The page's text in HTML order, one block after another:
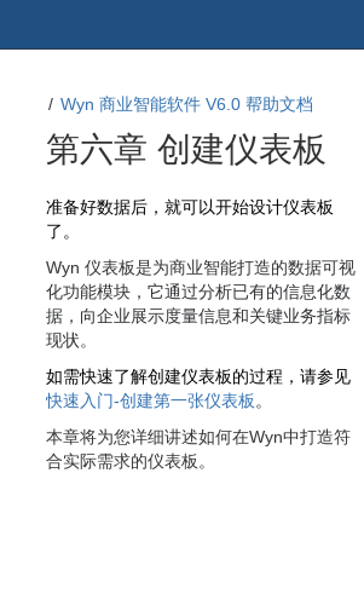
Wyn 商业智能软件 V6.0 帮助文档
banner
的
部
标
题
始
第六章 创建仪表板
转
至
数
据
结
尾
转
至
数
据
起
始
准备好数据后，就可以开始设计仪表板
了。
Wyn 仪表板是为商业智能打造的数据可视
化功能模块 ，它通过分析已有的信息化数
据，向企业展示度量信息和关键业务指标
现状。
如需快速了解创建仪表板的过程，请参见
快速入门-创建第一张仪表板 。
本章将为您详细讲述如何在Wyn中打造符
合实际需求的仪表板。